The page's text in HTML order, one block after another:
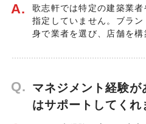
A.
歌志軒では特定の建築業
指定していません。ブラ
身で業者を選び、店舗を構
Q.
マネジメント経験
はサポートしてくれ